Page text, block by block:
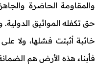
والمقاومة الحاضرة
حق تكفله المواثيق
خائبة أثبتت فشلها، ولا
فأبناء هذه الأرض هم